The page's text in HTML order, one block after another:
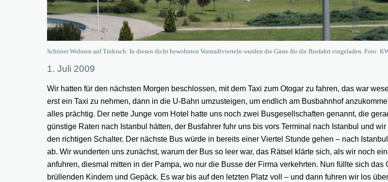
Schöner Wohnen auf Türkisch: In diesen dicht bewohnten Vorstadtvierteln wurden die Gäste für die Busfahrt eingeladen. Foto:
1. Juli 2009
Wir hatten für den nächsten Morgen beschlossen, mit dem Taxi zum Otogar zu fahren, das war
erst ein Taxi zu nehmen, dann in die U-Bahn umzusteigen, um endlich am Busbahnhof
alles prächtig. Der nette Junge vom Hotel hatte uns noch zwei Busgesellschaften genannt, die
günstige Raten nach Istanbul hätten, der Busfahrer fuhr uns bis vors Terminal nach Istanbul und
den richtigen Schalter. Der nächste Bus würde in bereits einer Viertel Stunde gehen – nach
ab. Wir wunderten uns zunächst, warum der Bus so leer war, das Rätsel klärte sich, als wir noch
anfuhren, diesmal mitten in der Pampa, wo nur die Busse der Firma verkehrten. Nun füllte sich das
brüllenden Kindern und Gepäck. Es war bis auf den letzten Platz voll – und dann fuhren wir los